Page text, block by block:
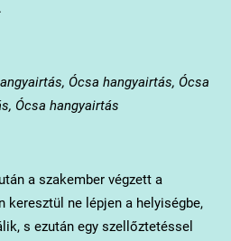
Ócsa hangyairtás, Ócsa
Ócsa hangyairtás
a szakember végzett a
keresztül ne lépjen a helyiségbe,
s ezután egy szellőztetéssel